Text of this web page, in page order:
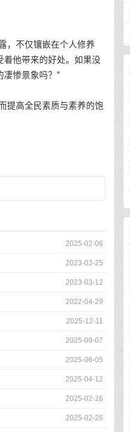
，不仅镶嵌在个人修养
着他带来的好处。如果没
惨景象吗？”
提高全民素质与素养的饱
2025-02-06
2023-03-25
2023-03-12
2022-04-29
2025-12-11
2025-09-07
2025-06-05
2025-04-12
2025-02-26
2025-02-26